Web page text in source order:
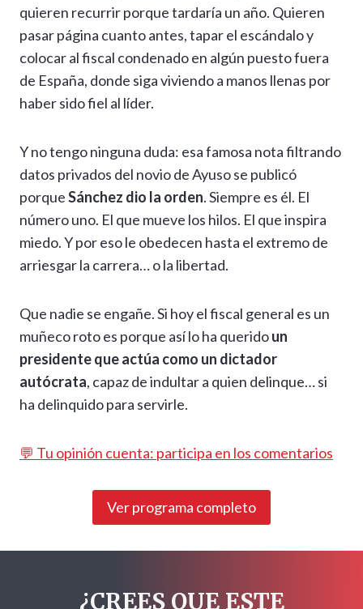
quieren recurrir porque tardaría un año. Quieren
pasar página cuanto antes, tapar el escándalo y
colocar al fiscal condenado en algún puesto fuera
de España, donde siga viviendo a manos llenas por
haber sido fiel al líder.
Y no tengo ninguna duda: esa famosa nota filtrando
datos privados del novio de Ayuso se publicó
porqueSánchez dio la orden. Siempre es él. El
número uno. El que mueve los hilos. El que inspira
miedo. Y por eso le obedecen hasta el extremo de
arriesgar la carrera… o la libertad.
Que nadie se engañe. Si hoy el fiscal general es un
muñeco roto es porque así lo ha queridoun
presidente que actúa como un dictador
autócrata, capaz de indultar a quien delinque… si
ha delinquido para servirle.
💬 Tu opinión cuenta: participa en los comentarios
Ver programa completo
¿CREES QUE ESTE